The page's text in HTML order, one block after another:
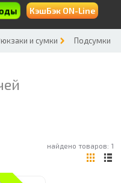
КэшБэк ON-Line
и сумки Подсумки
найдено товаров: 1